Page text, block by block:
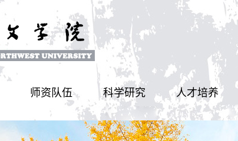
师资队伍 科学研究 人才培养